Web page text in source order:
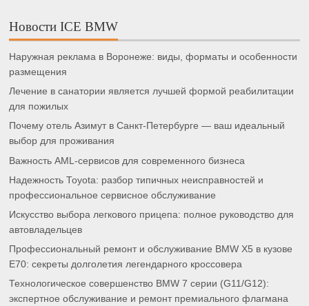
Новости ICE BMW
Наружная реклама в Воронеже: виды, форматы и особенности
размещения
Лечение в санатории является лучшей формой реабилитации
для пожилых
Почему отель Азимут в Санкт-Петербурге — ваш идеальный
выбор для проживания
Важность AML-сервисов для современного бизнеса
Надежность Toyota: разбор типичных неисправностей и
профессиональное сервисное обслуживание
Искусство выбора легкового прицепа: полное руководство для
автовладельцев
Профессиональный ремонт и обслуживание BMW X5 в кузове
E70: секреты долголетия легендарного кроссовера
Технологическое совершенство BMW 7 серии (G11/G12):
экспертное обслуживание и ремонт премиального флагмана